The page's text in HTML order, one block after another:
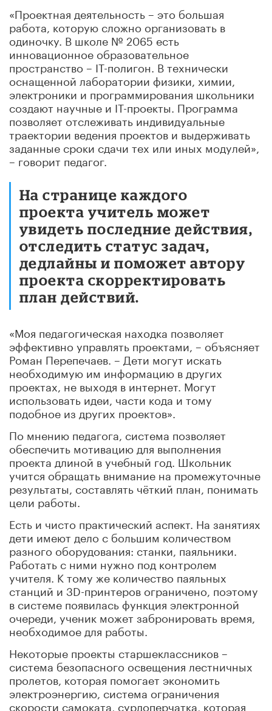
«Проектная деятельность – это большая
работа, которую сложно организовать в
одиночку. В школе № 2065 есть
инновационное образовательное
пространство – IT-полигон. В технически
оснащенной лаборатории физики, химии,
электроники и программирования школьники
создают научные и IT-проекты. Программа
позволяет отслеживать индивидуальные
траектории ведения проектов и выдерживать
заданные сроки сдачи тех или иных модулей»,
– говорит педагог.
На странице каждого
проекта учитель может
увидеть последние действия,
отследить статус задач,
дедлайны и поможет автору
проекта скорректировать
план действий.
«Моя педагогическая находка позволяет
эффективно управлять проектами, – объясняет
Роман Перепечаев. – Дети могут искать
необходимую им информацию в других
проектах, не выходя в интернет. Могут
использовать идеи, части кода и тому
подобное из других проектов».
По мнению педагога, система позволяет
обеспечить мотивацию для выполнения
проекта длиной в учебный год. Школьник
учится обращать внимание на промежуточные
результаты, составлять чёткий план, понимать
цели работы.
Есть и чисто практический аспект. На занятиях
дети имеют дело с большим количеством
разного оборудования: станки, паяльники.
Работать с ними нужно под контролем
учителя. К тому же количество паяльных
станций и 3D-принтеров ограничено, поэтому
в системе появилась функция электронной
очереди, ученик может забронировать время,
необходимое для работы.
Некоторые проекты старшеклассников –
система безопасного освещения лестничных
пролетов, которая помогает экономить
электроэнергию, система ограничения
скорости самоката, сурдоперчатка, которая